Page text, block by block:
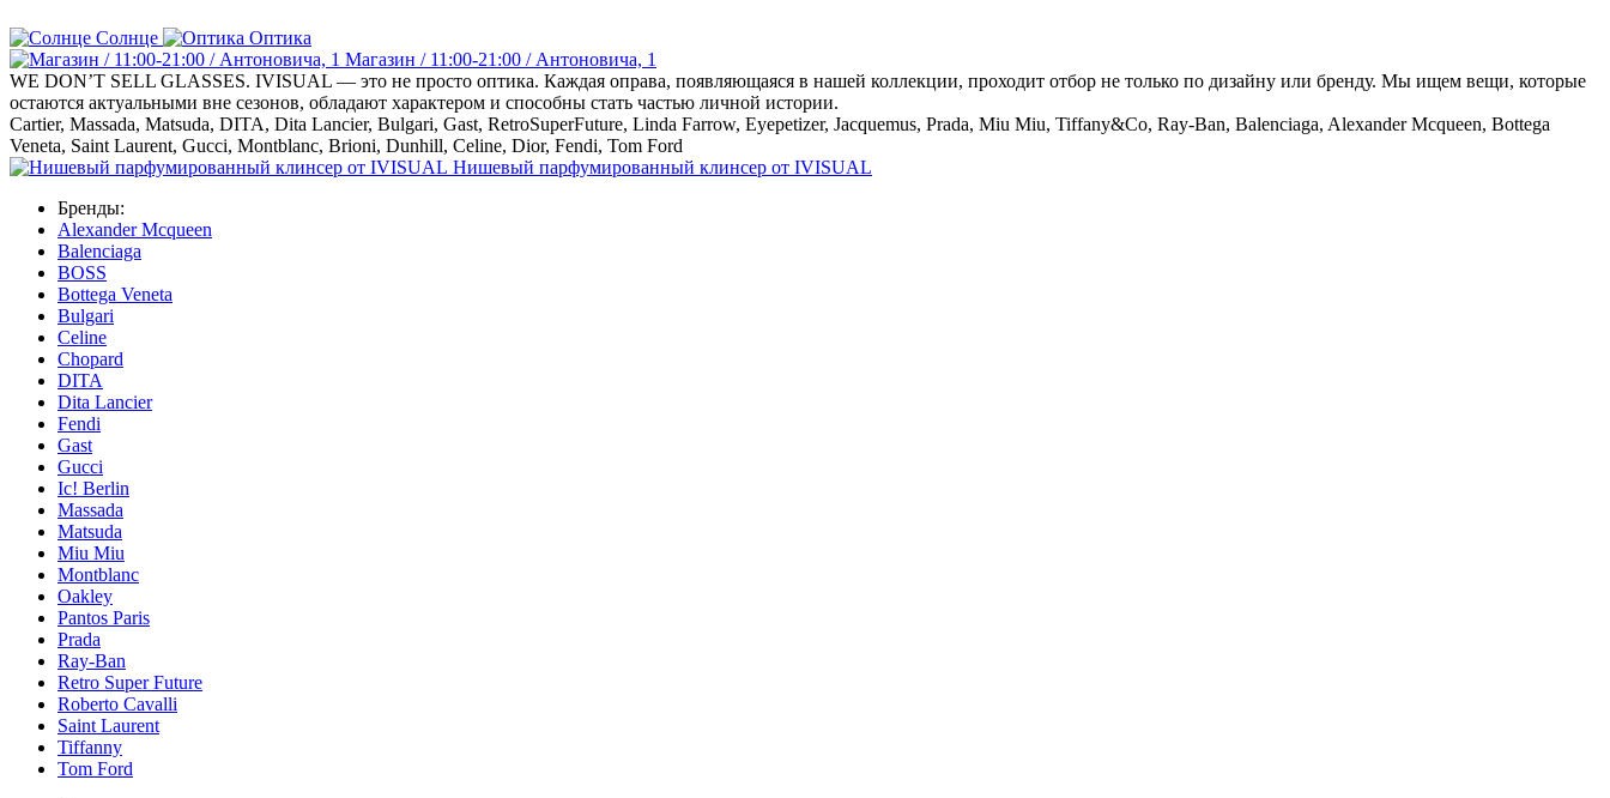
Солнце
Оптика
Магазин / 11:00-21:00 / Антоновича, 1
WE DON’T SELL GLASSES. IVISUAL — это не просто оптика. Каждая оправа, появляющаяся в нашей коллекции, проходит отбор не только по дизайну или бренду. Мы ищем вещи, которые
остаются актуальными вне сезонов, обладают характером и способны стать частью личной истории.
Cartier, Massada, Matsuda, DITA, Dita Lancier, Bulgari, Gast, RetroSuperFuture, Linda Farrow, Eyepetizer, Jacquemus, Prada, Miu Miu, Tiffany&Co, Ray-Ban, Balenciaga, Alexander Mcqueen, Bottega
Veneta, Saint Laurent, Gucci, Montblanc, Brioni, Dunhill, Celine, Dior, Fendi, Tom Ford
Нишевый парфумированный клинсер от IVISUAL
Бренды:
Alexander Mcqueen
Balenciaga
BOSS
Bottega Veneta
Bulgari
Celine
Chopard
DITA
Dita Lancier
Fendi
Gast
Gucci
Ic! Berlin
Massada
Matsuda
Miu Miu
Montblanc
Oakley
Pantos Paris
Prada
Ray-Ban
Retro Super Future
Roberto Cavalli
Saint Laurent
Tiffanny
Tom Ford